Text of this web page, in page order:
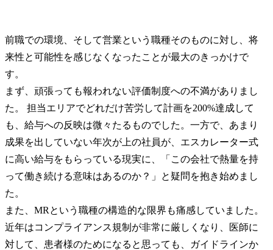
前職での環境、そして営業という職種そのものに対し、将
来性と可能性を感じなくなったことが最大のきっかけで
す。
まず、頑張っても報われない評価制度への不満がありまし
た。 担当エリアでどれだけ苦労して計画を200%達成して
も、給与への反映は微々たるものでした。一方で、あまり
成果を出していない年次が上の社員が、エスカレーター式
に高い給与をもらっている現実に、「この会社で熱量を持
って働き続ける意味はあるのか？」と疑問を抱き始めまし
た。
また、MRという職種の構造的な限界も痛感していました。
近年はコンプライアンス規制が非常に厳しくなり、医師に
対して、患者様のためになると思っても、ガイドラインか